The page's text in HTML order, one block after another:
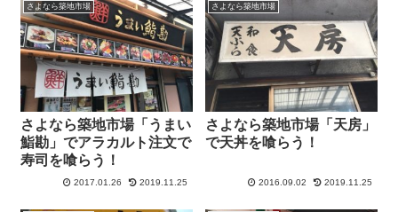
さよなら築地市場
さよなら築地市場「うまい
鮨勘」でアラカルト注文で
寿司を喰らう！
2017.01.26 2019.11.25
さよなら築地市場
さよなら築地市場「天房」
で天丼を喰らう！
2016.09.02 2019.11.25